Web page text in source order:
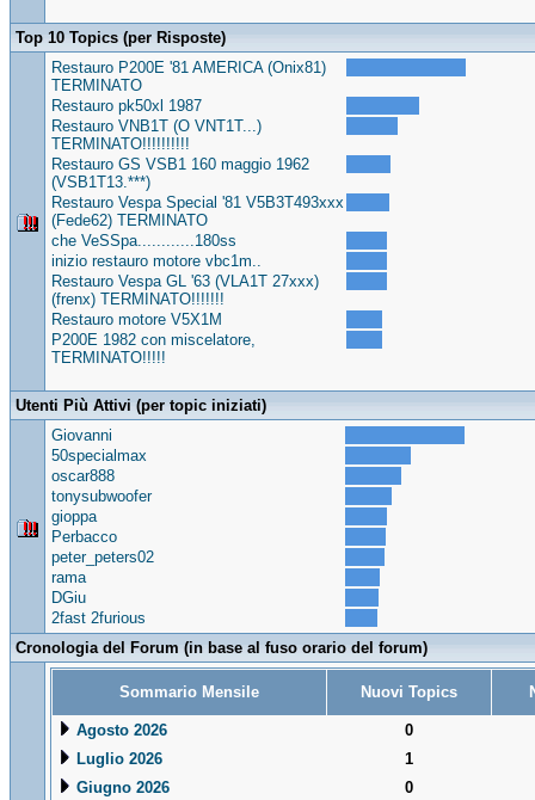
Top 10 Topics (per Risposte)
Restauro P200E '81 AMERICA (Onix81)
TERMINATO
Restauro pk50xl 1987
Restauro VNB1T (O VNT1T...)
TERMINATO!!!!!!!!!!
Restauro GS VSB1 160 maggio 1962
(VSB1T13.***)
Restauro Vespa Special '81 V5B3T493xxx
(Fede62) TERMINATO
che VeSSpa............180ss
inizio restauro motore vbc1m..
Restauro Vespa GL '63 (VLA1T 27xxx)
(frenx) TERMINATO!!!!!!!
Restauro motore V5X1M
P200E 1982 con miscelatore,
TERMINATO!!!!!
Utenti Più Attivi (per topic iniziati)
Giovanni
50specialmax
oscar888
tonysubwoofer
gioppa
Perbacco
peter_peters02
rama
DGiu
2fast 2furious
Cronologia del Forum (in base al fuso orario del forum)
Sommario Mensile Nuovi Topics
Agosto 2026
0
Luglio 2026
1
Giugno 2026
0